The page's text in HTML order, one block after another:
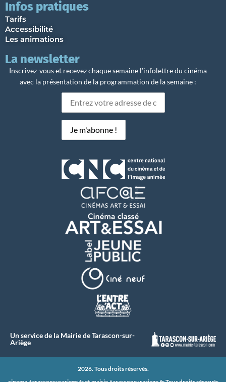
Infos pratiques
Tarifs
Accessibilité
Les animations
La newsletter
Inscrivez-vous et recevez chaque semaine l’infolettre du cinéma
avec la présentation de la programmation de la semaine :
Un service de la Mairie de Tarascon-sur-
Ariège
2026. Tous droits réservés.